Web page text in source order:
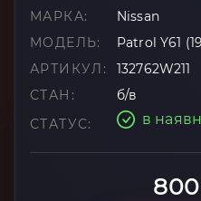
МАРКА:
Nissan
МОДЕЛЬ:
Patrol Y61
АРТИКУЛ:
132762W211
СТАН:
б/в
СТАТУС:
в